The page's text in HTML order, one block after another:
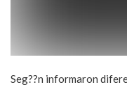
Seg??n informaron